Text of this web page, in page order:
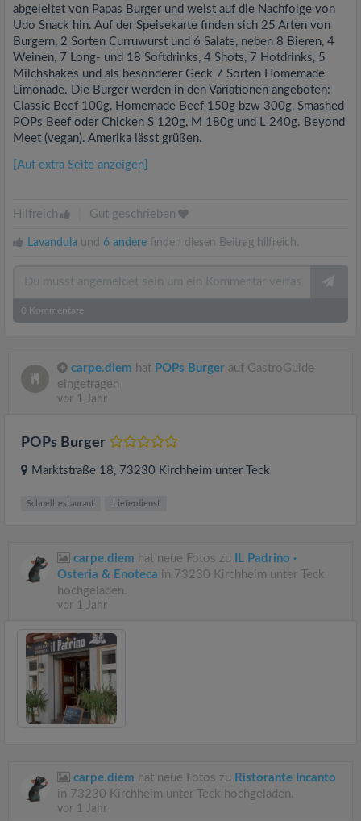
abgeleitet von Papas Burger und weist auf die Nachfolge von
Udo Snack hin. Auf der Speisekarte finden sich 25 Arten von
Burgern, 2 Sorten Curruwurst und 6 Salate, neben 8 Bieren, 4
Weinen, 7 Long- und 18 Softdrinks, 4 Shots, 7 Hotdrinks, 5
Milchshakes und als besonderer Geck 7 Sorten Homemade
Limonade. Die Burger werden in den Variationen angeboten:
Classic Beef 100g, Homemade Beef 150g bzw 300g, Smashed
POPs Beef oder Chicken S 120g, M 180g und L 240g. Beyond
Meet (vegan). Amerika lässt grüßen.
[Auf extra Seite anzeigen]
Hilfreich Gut geschrieben
Lavandula und 6 andere finden diesen Beitrag hilfreich.
0 Kommentare
carpe.diem hat POPs Burger auf GastroGuide
eingetragen
vor 1 Jahr
POPs Burger
Marktstraße 18, 73230 Kirchheim unter Teck
Schnellrestaurant Lieferdienst
carpe.diem hat neue Fotos zu
IL Padrino ·
Osteria & Enoteca in 73230 Kirchheim unter Teck
hochgeladen.
vor 1 Jahr
carpe.diem hat neue Fotos zu Ristorante Incanto
in 73230 Kirchheim unter Teck hochgeladen.
vor 1 Jahr